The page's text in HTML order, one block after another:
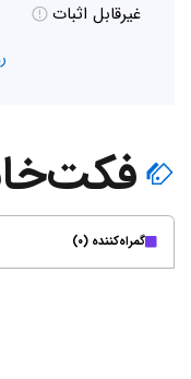
غیر‌قابل اثبات
گمراه‌کننده (۰)